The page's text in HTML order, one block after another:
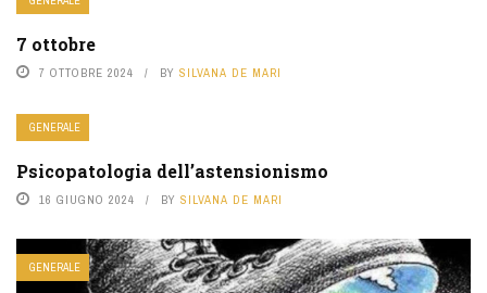
7 ottobre
7 OTTOBRE 2024 BY SILVANA DE MARI
GENERALE
Psicopatologia dell’astensionismo
16 GIUGNO 2024 BY SILVANA DE MARI
GENERALE